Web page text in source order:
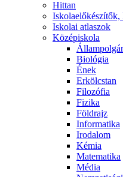
Hittan
Iskolaelőkészítők,
Iskolai atlaszok
Középiskola
Biológia
Ének
Erkölcstan
Filozófia
Fizika
Földrajz
Informatika
Irodalom
Kémia
Matematika
Média